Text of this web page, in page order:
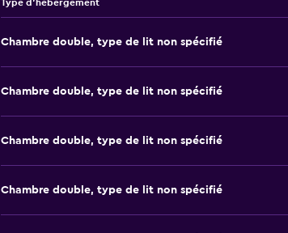
Type d’hébergement
Chambre double, type de lit non spécifié
Chambre double, type de lit non spécifié
Chambre double, type de lit non spécifié
Chambre double, type de lit non spécifié